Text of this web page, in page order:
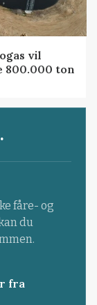
vil
800.000 ton
fåre- og
du
fra